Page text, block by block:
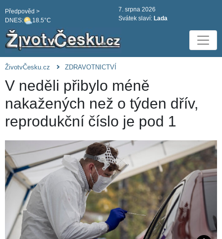
DNES: 18.5°C
Předpověd >
7. srpna 2026
Svátek slaví: Lada
ŽivotvČesku.cz ZDRAVOTNICTVÍ
V neděli přibylo méně
nakažených než o týden dřív,
reprodukční číslo je pod 1